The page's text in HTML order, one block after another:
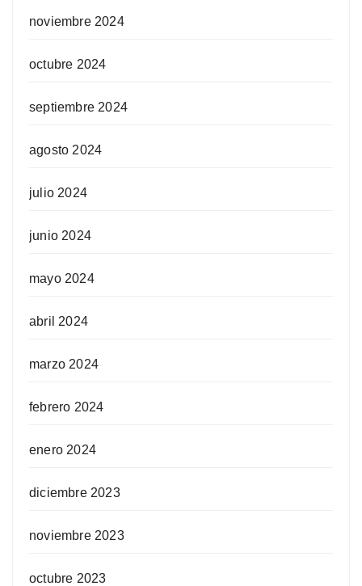
noviembre 2024
octubre 2024
septiembre 2024
agosto 2024
julio 2024
junio 2024
mayo 2024
abril 2024
marzo 2024
febrero 2024
enero 2024
diciembre 2023
noviembre 2023
octubre 2023